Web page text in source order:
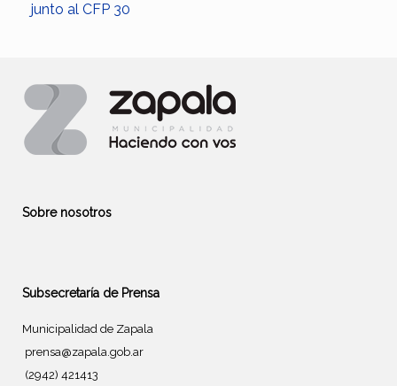
junto al CFP 30
Sobre nosotros
Subsecretaría de Prensa
Municipalidad de Zapala
prensa@zapala.gob.ar
(2942) 421413